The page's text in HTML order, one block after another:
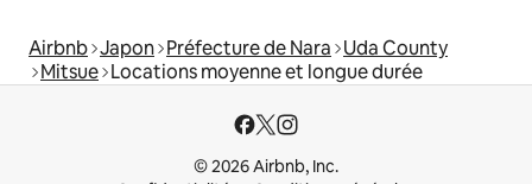
Airbnb Japon Préfecture de Nara Uda County
Mitsue Locations moyenne et longue durée
© 2026 Airbnb, Inc.